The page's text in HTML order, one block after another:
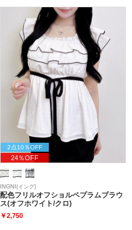
2点10％OFF
24％OFF
INGNI(イング)
配色フリルオフショルペプラムブラウ
ス(オフホワイト/クロ)
￥2,750